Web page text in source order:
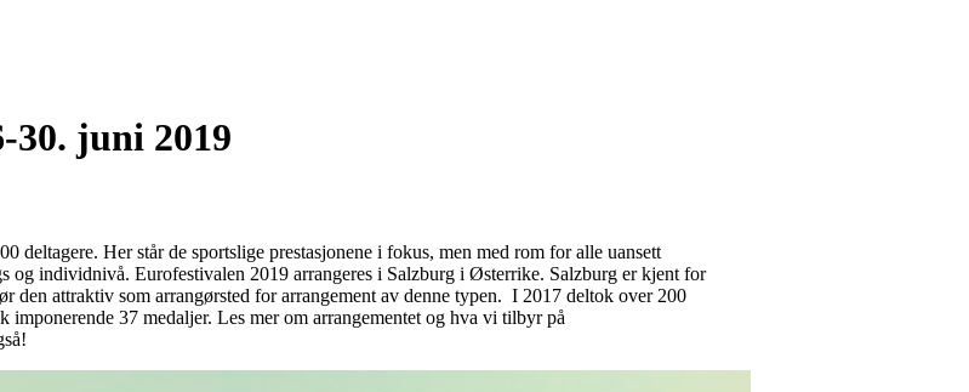
30. juni 2019
deltagere. Her står de sportslige prestasjonene i fokus, men med rom for alle uansett
og individnivå. Eurofestivalen 2019 arrangeres i Salzburg i Østerrike. Salzburg er kjent for
den attraktiv som arrangørsted for arrangement av denne typen. I 2017 deltok over 200
37 medaljer. Les mer om arrangementet og hva vi tilbyr på